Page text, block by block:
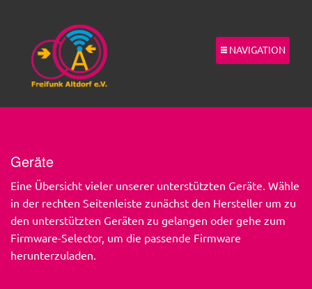
NAVIGATION
Geräte
Eine Übersicht vieler unserer unterstützten Geräte. Wähle
in der rechten Seitenleiste zunächst den Hersteller um zu
den unterstützten Geräten zu gelangen oder gehe zum
Firmware-Selector, um die passende Firmware
herunterzuladen.